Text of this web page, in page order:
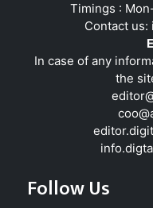
Timings :
Contact us:
In case of any
the
Follow Us